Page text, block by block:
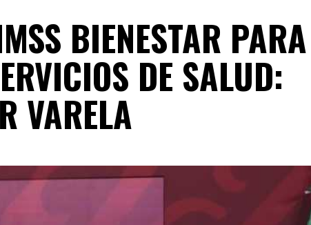
BIENESTAR PARA
DE SALUD:
VARELA